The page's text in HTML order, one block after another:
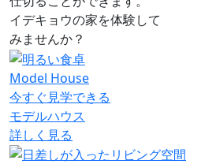
イデキョウの家を体験して
みませんか？
Model House
今すぐ見学できる
モデルハウス
詳しく見る